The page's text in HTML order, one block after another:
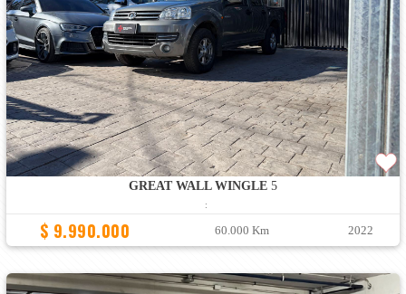
GREAT WALL WINGLE5
:
$ 9.990.000 60.000 Km 2022